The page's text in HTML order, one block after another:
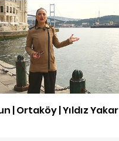
| Ortaköy | Yıldız Yakar